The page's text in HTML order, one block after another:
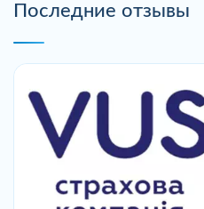
Последние отзывы